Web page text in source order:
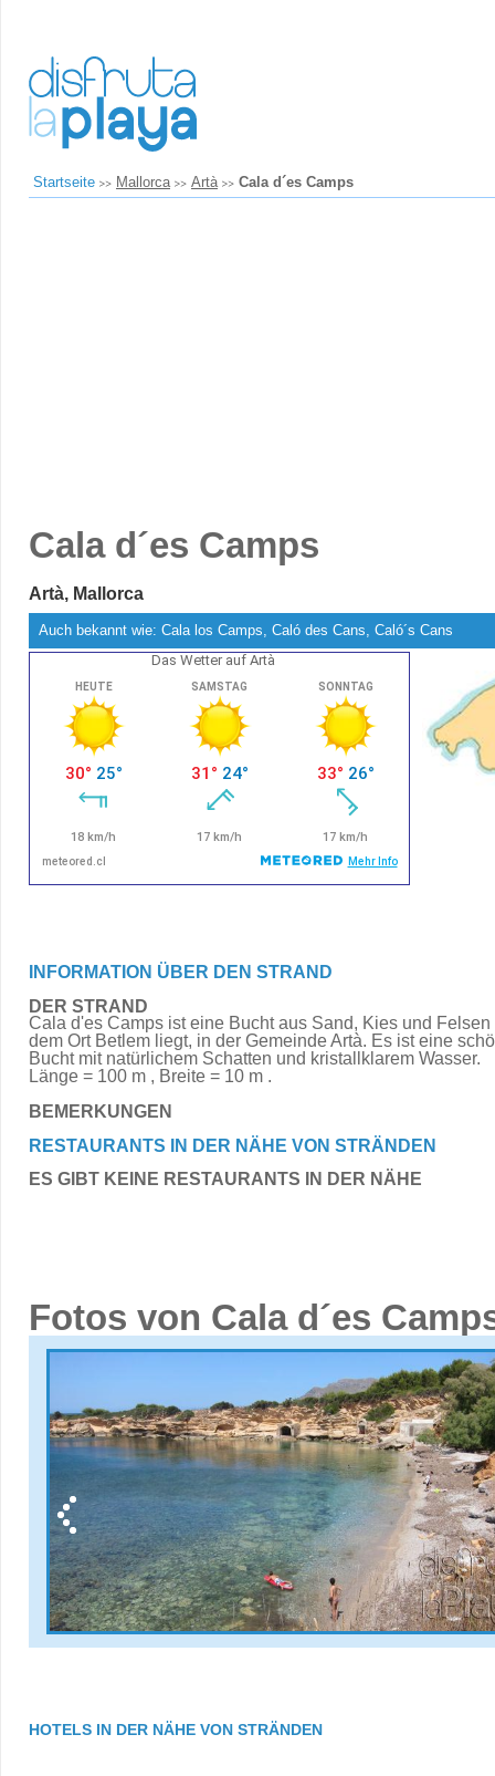
Startseite Mallorca Artà Cala d´es Camps
Cala d´es Camps
Artà, Mallorca
Auch bekannt wie: Cala los Camps, Caló des Cans, Caló´s Cans
Das Wetter auf Artà
INFORMATION ÜBER DEN STRAND
DER STRAND
Cala d'es Camps ist eine Bucht aus Sand, Kies und Felsen
dem Ort Betlem liegt, in der Gemeinde Artà. Es ist eine
Bucht mit natürlichem Schatten und kristallklarem Wasser.
Länge = 100 m , Breite = 10 m .
BEMERKUNGEN
RESTAURANTS IN DER NÄHE VON STRÄNDEN
ES GIBT KEINE RESTAURANTS IN DER NÄHE
Fotos von Cala d´es
HOTELS IN DER NÄHE VON STRÄNDEN